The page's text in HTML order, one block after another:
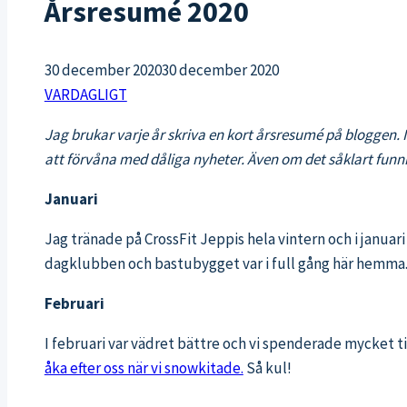
Årsresumé 2020
30 december 202030 december 2020
VARDAGLIGT
Jag brukar varje år skriva en kort årsresumé på
att förvåna med dåliga nyheter. Även om det såklart
Januari
Jag tränade på CrossFit Jeppis hela vintern och i
dagklubben och bastubygget var i full gång här hemma.
Februari
I februari var vädret bättre och vi spenderade
åka efter oss när vi snowkitade. Så kul!